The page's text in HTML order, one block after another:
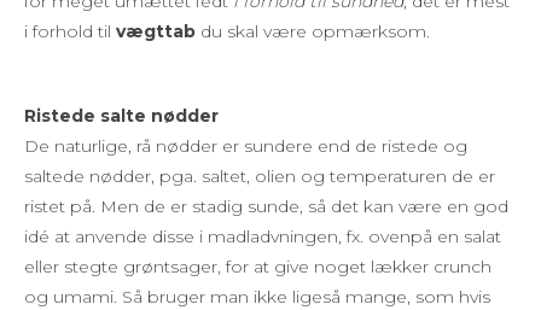
i forhold til vægttab du skal være opmærksom.
Ristede salte nødder
De naturlige, rå nødder er sundere end de ristede og
saltede nødder, pga. saltet, olien og temperaturen de er
ristet på. Men de er stadig sunde, så det kan være en god
idé at anvende disse i madladvningen, fx. ovenpå en salat
eller stegte grøntsager, for at give noget lækker crunch
og umami. Så bruger man ikke ligeså mange, som hvis